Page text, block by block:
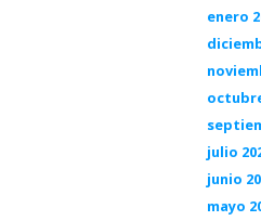
enero
julio
junio
mayo